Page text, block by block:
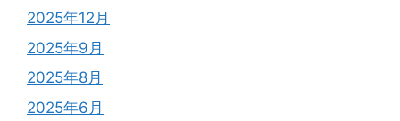
2025年12月
2025年9月
2025年8月
2025年6月